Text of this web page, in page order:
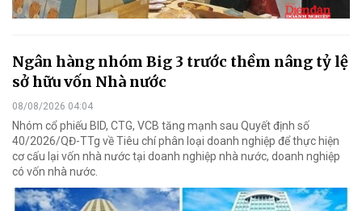
Ngân hàng nhóm Big 3 trước thềm nâng tỷ lệ
sở hữu vốn Nhà nước
08/08/2026 04:04
Nhóm cổ phiếu BID, CTG, VCB tăng mạnh sau Quyết định số
40/2026/QĐ-TTg về Tiêu chí phân loại doanh nghiệp để thực hiện
cơ cấu lại vốn nhà nước tại doanh nghiệp nhà nước, doanh nghiệp
có vốn nhà nước.